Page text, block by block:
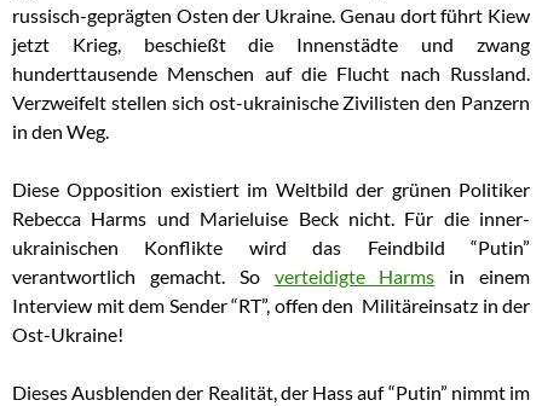
russisch-geprägten Osten der Ukraine. Genau dort führt Kiew
jetzt Krieg, beschießt die Innenstädte und zwang
hunderttausende Menschen auf die Flucht nach Russland.
Verzweifelt stellen sich ost-ukrainische Zivilisten den Panzern
in den Weg.
Diese Opposition existiert im Weltbild der grünen Politiker
Rebecca Harms und Marieluise Beck nicht. Für die inner-
ukrainischen Konflikte wird das Feindbild “Putin”
verantwortlich gemacht. So verteidigte Harms in einem
Interview mit dem Sender “RT”, offen den Militäreinsatz in der
Ost-Ukraine!
Dieses Ausblenden der Realität, der Hass auf “Putin” nimmt im